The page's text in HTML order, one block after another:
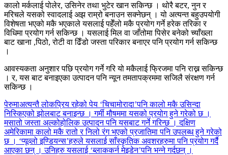
कालो मर्कलाई पोलेर, उसिनेर तथा भुटेर खान सकिन्छ । थोरै बटर, नुन र
मरिचले यसको स्वादलाई अझ राम्रो बनाउन सक्नेछन् । यो अत्यन्त बहुउपयोगी
विशेषता भएको मकै भएकाले यसलाई पहेँलो मकै प्रयोग गर्ने हरेक तरिका र
विधिमा प्रयोग गर्न सकिन्छ । यसलाई मिल वा जाँतोमा पिसेर बनेको च्याँख्ला
बाट खाना ,पिठो, रोटी वा ढिँडो जस्ता परिकार बनाएर पनि प्रयोग गर्न सकिन्छ
।
आवस्यकता अनुशार पछि प्रयोग गर्ने गरि यो मकैलाई फ्रिजमा पनि राख्न सकिन्छ
। र, यस बाट बनाइएका उत्पादन पनि न्यून तमतापक्रममा सजिलै संरक्षण गर्न
सकिन्छ ।
पेरुमाअत्यन्तै लोकप्रिय रहेको पेय ‘चिचामोरादा’पनि कालो मकै उसिन्दा
निस्किएको झोलबाट बनाइन्छ । गर्मी मौषममा यसको प्रयोग हुने गरेको छ ।
मसातो जस्ता अल्कोहोलिक उत्पादन पनि यसबाट गर्ने गरिन्छ । दक्षिण
अमेरिकामा कालो मकै रातो र निलो रंग भएको प्रजातिमा पनि उपलब्ध हुने गरेको
छ । ‘प्यूव्लो इण्डियन्स’हरुले यसलाई साँस्कृतिक अवशरहरुमा पनि प्रयोग गर्दै
आएका छन् । उनिहरु यसलाई ‘ब्लाककर्न मेइडेन’पनि भन्ने गर्दछन् ।